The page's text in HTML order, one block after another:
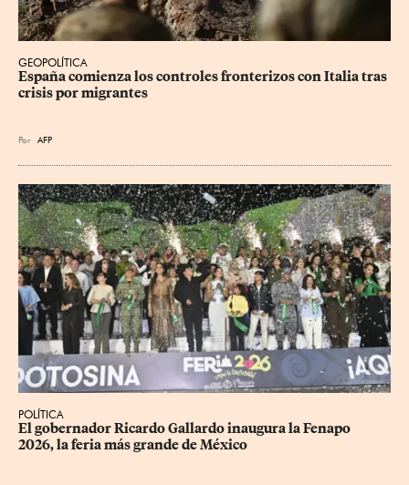
GEOPOLÍTICA
España comienza los controles fronterizos con Italia tras
crisis por migrantes
Por AFP
POLÍTICA
​El gobernador Ricardo Gallardo inaugura la Fenapo
2026, la feria más grande de México